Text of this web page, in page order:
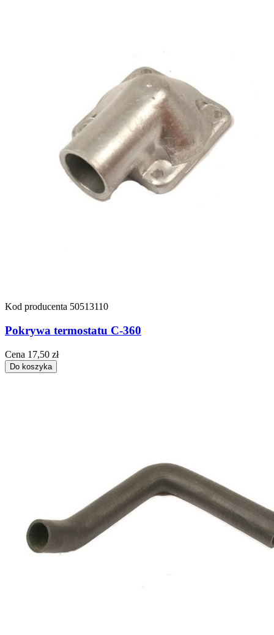
Kod producenta 50513110
Pokrywa termostatu C-360
Cena 17,50 zł
Do koszyka